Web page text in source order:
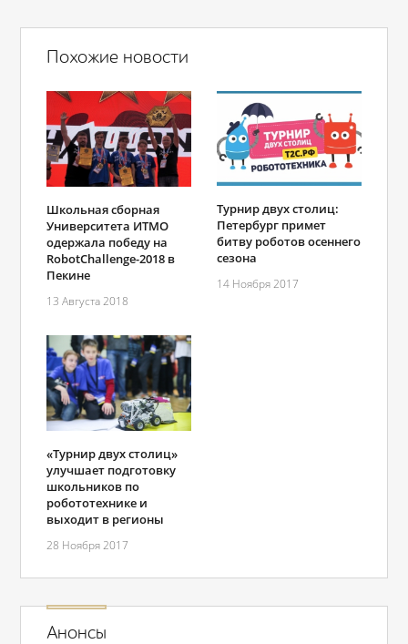
Похожие новости
Школьная сборная
Университета ИТМО
одержала победу на
RobotChallenge-2018 в
Пекине
13 Августа 2018
Турнир двух столиц:
Петербург примет
битву роботов осеннего
сезона
14 Ноября 2017
«Турнир двух столиц»
улучшает подготовку
школьников по
робототехнике и
выходит в регионы
28 Ноября 2017
Анонсы